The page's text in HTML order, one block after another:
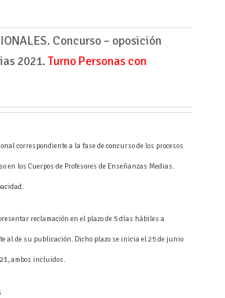
Concurso – oposición
2021. Turno Personas con
correspondiente a la fase de concurso de los procesos
en los Cuerpos de Profesores de Enseñanzas Medias.
reclamación en el plazo de 5 días hábiles a
al de su publicación. Dicho plazo se inicia el 25 de junio
ambos incluidos.